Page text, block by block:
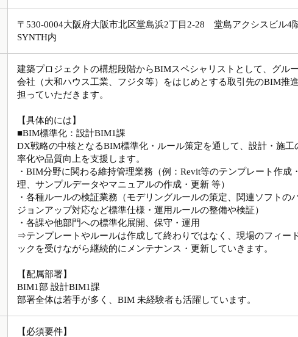
〒530-0004大阪府大阪市北区堂島浜2丁目2-28 堂島アクシスビル4
SYNTH内
建築プロジェクトの構想段階からBIMスペシャリストとして、グル
会社（大和ハウス工業、フジタ等）をはじめとする取引先のBIM推
担っていただきます。
【具体的には】
■BIM標準化：設計BIM1課
DX戦略の中核となるBIM標準化・ルール策定を通して、設計・施工
率化や品質向上を支援します。
・BIM分野に関わる維持管理業務（例：Revit等のテンプレート作成
理、サンプルデータやマニュアルの作成・更新 等）
・各種ルールの検証業務（モデリングルールの策定、関連ソフトの
ジョンアップ対応など標準仕様・運用ルールの整備や検証）
・各課や他部門への標準化展開、保守・運用
⇒テンプレートやルールは作成して終わりではなく、現場のフィー
ックを受けながら継続的にメンテナンス・更新していきます。
【配属部署】
BIM1部 設計BIM1課
部署全体は若手が多く、BIM 未経験者も活躍しています。
【必須要件】